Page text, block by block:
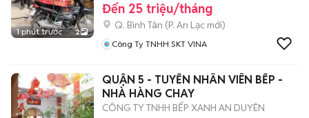
1 phút trước 2
Đến 25 triệu/tháng
Q. Bình Tân (P. An Lạc mới)
Công Ty TNHH SKT VINA
QUẬN 5 - TUYỂN NHÂN VIÊN BẾP -
NHÀ HÀNG CHAY
CÔNG TY TNHH BẾP XANH AN DUYÊN